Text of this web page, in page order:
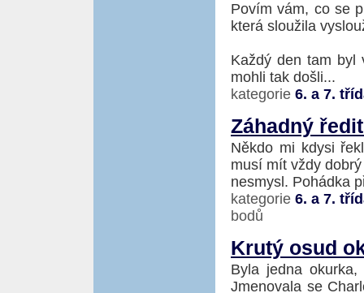
Povím vám, co se
která sloužila
Každý den tam byl
mohli tak došli...
kategorie 6. a 7.
Záhadný
Někdo mi kdysi
musí mít vždy
nesmysl. Pohádka
kategorie 6. a 7.
bodů
Krutý osud
Byla jedna
Jmenovala se